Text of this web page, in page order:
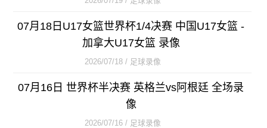
07月18日U17女篮世界杯1/4决赛 中国U17女篮 -
加拿大U17女篮 录像
2026/07/18 / 足球录像
07月16日 世界杯半决赛 英格兰vs阿根廷 全场录
像
2026/07/16 / 足球录像